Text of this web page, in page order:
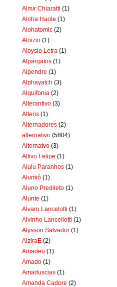
Almir Chiaratti (1)
Aloha Haole (1)
Alohatomic (2)
Aloizio (1)
Aloysio Letra (1)
Alpargatos (1)
Alpendre (1)
Alphayatch (3)
Alquifonia (2)
Alterantivo (3)
Alteris (1)
Alternadores (2)
alternativo (5804)
Alternatvo (3)
Altivo Felipe (1)
Alulu Paranhos (1)
Alumiô (1)
Aluno Predileto (1)
Alunte (1)
Alvaro Lancelotti (1)
Alvinho Lancellotti (1)
Alysson Salvador (1)
AlziraE (2)
Amadeu (1)
Amado (1)
Amaduscias (1)
Amanda Cadore (2)